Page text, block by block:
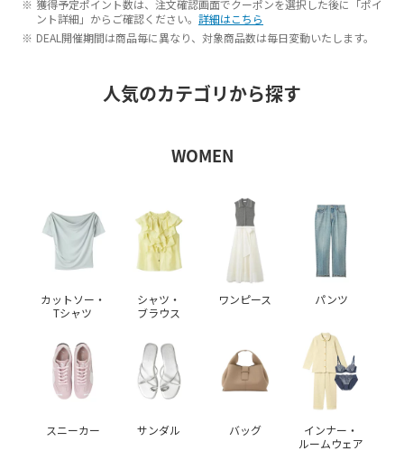
獲得予定ポイント数は、注文確認画面でクーポンを選択した後に「ポイ
ント詳細」からご確認ください。 詳細はこちら
DEAL開催期間は商品毎に異なり、対象商品数は毎日変動いたします。
人気のカテゴリから探す
WOMEN
カットソー・
Tシャツ
シャツ・
ブラウス
ワンピース パンツ
スニーカー サンダル バッグ
インナー・
ルームウェア